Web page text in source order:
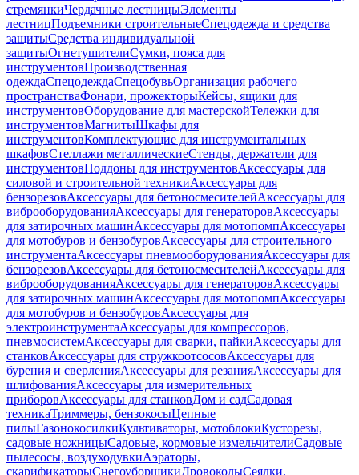
стремянкиЧердачные лестницыЭлементы
лестницПодъемники строительныеСпецодежда и средства
защитыСредства индивидуальной
защитыОгнетушителиСумки, пояса для
инструментовПроизводственная
одеждаСпецодеждаСпецобувьОрганизация рабочего
пространстваФонари, прожекторыКейсы, ящики для
инструментовОборудование для мастерскойТележки для
инструментовМагнитыШкафы для
инструментовКомплектующие для инструментальных
шкафовСтеллажи металлическиеСтенды, держатели для
инструментовПоддоны для инструментовАксессуары для
силовой и строительной техникиАксессуары для
бензорезовАксессуары для бетоносмесителейАксессуары для
виброоборудованияАксессуары для генераторовАксессуары
для затирочных машинАксессуары для мотопомпАксессуары
для мотобуров и бензобуровАксессуары для строительного
инструментаАксессуары пневмооборудованияАксессуары для
бензорезовАксессуары для бетоносмесителейАксессуары для
виброоборудованияАксессуары для генераторовАксессуары
для затирочных машинАксессуары для мотопомпАксессуары
для мотобуров и бензобуровАксессуары для
электроинструментаАксессуары для компрессоров,
пневмосистемАксессуары для сварки, пайкиАксессуары для
станковАксессуары для стружкоотсосовАксессуары для
бурения и сверленияАксессуары для резанияАксессуары для
шлифованияАксессуары для измерительных
приборовАксессуары для станковДом и садСадовая
техникаТриммеры, бензокосыЦепные
пилыГазонокосилкиКультиваторы, мотоблокиКусторезы,
садовые ножницыСадовые, кормовые измельчителиСадовые
пылесосы, воздуходувкиАэраторы,
скарификаторыСнегоуборщикиДровоколыСеялки,